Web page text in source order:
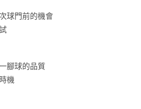
球門前的機會
腳球的品質
機